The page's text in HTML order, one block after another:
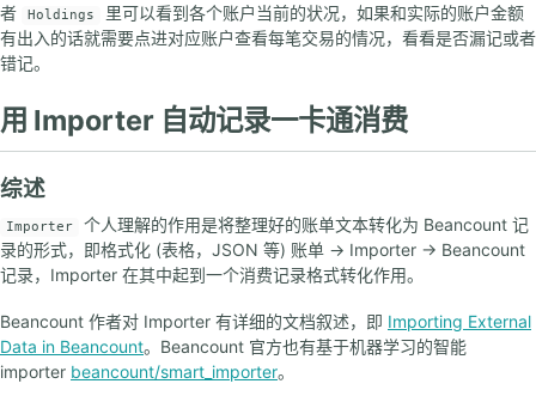
者
Holdings
里可以看到各个账户当前的状况，如果和实际的账户金额
有出入的话就需要点进对应账户查看每笔交易的情况，看看是否漏记或者
错记。
用 Importer 自动记录一卡通消费
综述
Importer
个人理解的作用是将整理好的账单文本转化为 Beancount 记
录的形式，即格式化 (表格，JSON 等) 账单 -> Importer -> Beancount
记录，Importer 在其中起到一个消费记录格式转化作用。
Beancount 作者对 Importer 有详细的文档叙述，即 Importing External
Data in Beancount。Beancount 官方也有基于机器学习的智能
importer beancount/smart_importer。